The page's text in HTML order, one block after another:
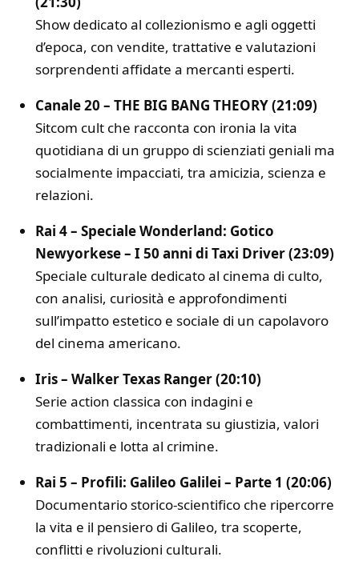
Show dedicato al collezionismo e agli oggetti
d’epoca, con vendite, trattative e valutazioni
sorprendenti affidate a mercanti esperti.
Canale 20 – THE BIG BANG THEORY (21:09)
Sitcom cult che racconta con ironia la vita
quotidiana di un gruppo di scienziati geniali ma
socialmente impacciati, tra amicizia, scienza e
relazioni.
Rai 4 – Speciale Wonderland: Gotico
Newyorkese – I 50 anni di Taxi Driver (23:09)
Speciale culturale dedicato al cinema di culto,
con analisi, curiosità e approfondimenti
sull’impatto estetico e sociale di un capolavoro
del cinema americano.
Iris – Walker Texas Ranger (20:10)
Serie action classica con indagini e
combattimenti, incentrata su giustizia, valori
tradizionali e lotta al crimine.
Rai 5 – Profili: Galileo Galilei – Parte 1 (20:06)
Documentario storico-scientifico che ripercorre
la vita e il pensiero di Galileo, tra scoperte,
conflitti e rivoluzioni culturali.